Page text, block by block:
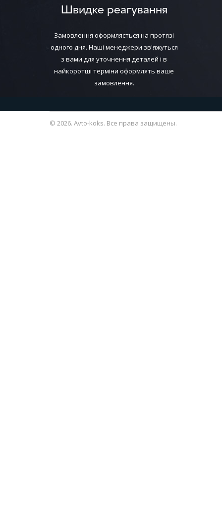
Швидке реагування
Замовлення оформляється на протязі
одного дня. Наші менеджери зв'яжуться
з вами для уточнення деталей і в
найкоротші терміни оформлять ваше
замовлення.
© 2026. Avto-koks. Все права защищены.